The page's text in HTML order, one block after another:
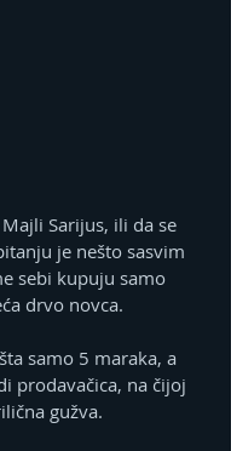
Sarijus, ili da se
je nešto sasvim
sebi kupuju samo
drvo novca.
samo 5 maraka, a
prodavačica, na čijoj
gužva.